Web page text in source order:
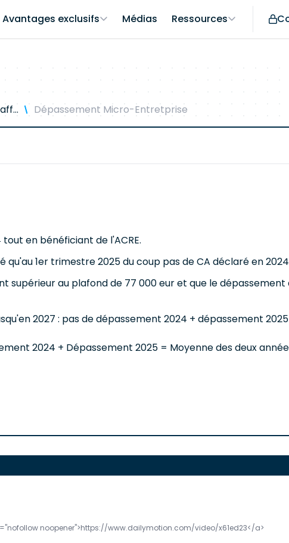
Avantages exclusifs Médias Ressources
Dépassement Micro-Entretprise
en bénéficiant de l'ACRE.
qu'au 1er trimestre 2025 du coup pas de CA déclaré en
supérieur au plafond de 77 000 eur et que le dépassement
2027 : pas de dépassement 2024 + dépassement
2024 + Dépassement 2025 = Moyenne des deux
noopener">https://www.dailymotion.com/video/x61ed23</a>